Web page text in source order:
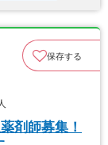
保存する
剤師募集！